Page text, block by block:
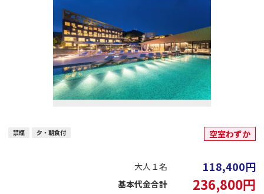
禁煙 夕・朝食付 空室わずか
大人１名 118,400円
基本代金合計 236,800円